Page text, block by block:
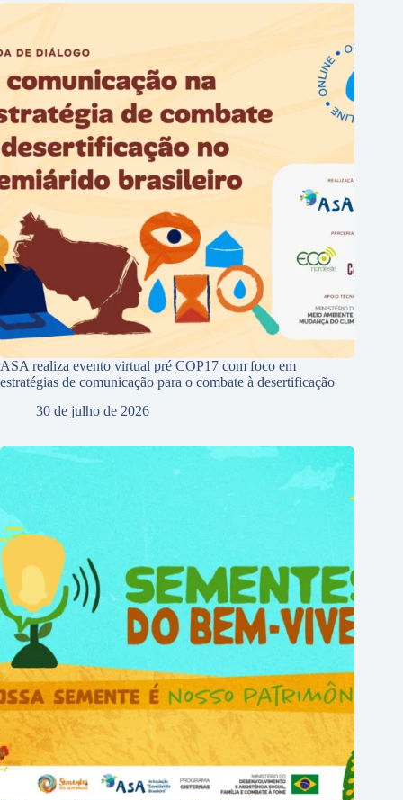
ASA realiza evento virtual pré COP17 com foco em
estratégias de comunicação para o combate à desertificação
30 de julho de 2026